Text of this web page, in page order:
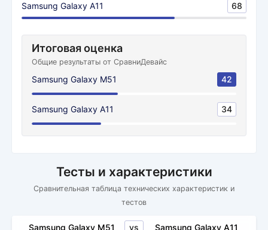
Samsung Galaxy A11 68
Итоговая оценка
Общие результаты от СравниДевайс
Samsung Galaxy M51 42
Samsung Galaxy A11 34
Тесты и характеристики
Сравнительная таблица технических характеристик и
тестов
Samsung Galaxy M51 vs Samsung Galaxy A11